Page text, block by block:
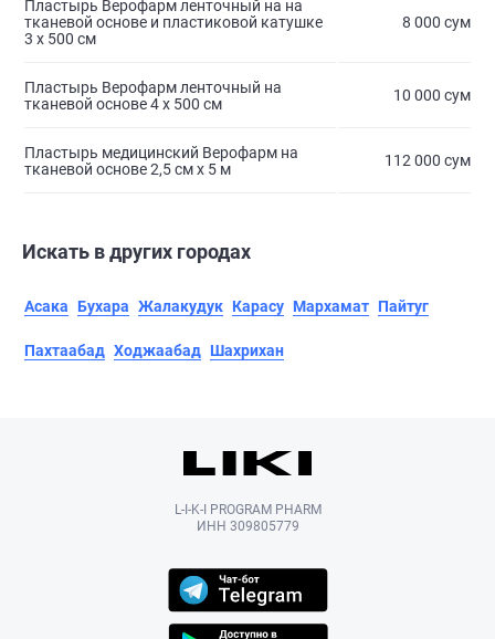
Пластырь Верофарм ленточный на на
тканевой основе и пластиковой катушке
3 х 500 см
8 000 сум
Пластырь Верофарм ленточный на
тканевой основе 4 х 500 см
10 000 сум
Пластырь медицинский Верофарм на
тканевой основе 2,5 см х 5 м
112 000 сум
Искать в других городах
Асака Бухара Жалакудук Карасу Мархамат Пайтуг
Пахтаабад Ходжаабад Шахрихан
L-I-K-I PROGRAM PHARM
ИНН 309805779